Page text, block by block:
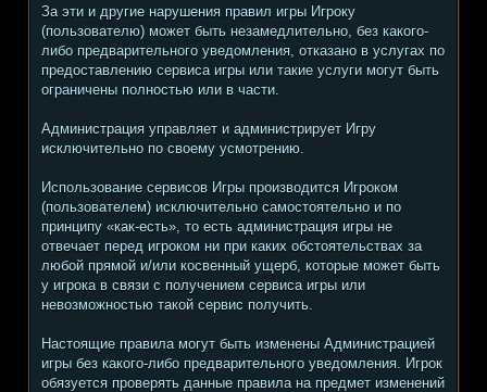
За эти и другие нарушения правил игры Игроку
(пользователю) может быть незамедлительно, без какого-
либо предварительного уведомления, отказано в услугах по
предоставлению сервиса игры или такие услуги могут быть
ограничены полностью или в части.
Администрация управляет и администрирует Игру
исключительно по своему усмотрению.
Использование сервисов Игры производится Игроком
(пользователем) исключительно самостоятельно и по
принципу «как-есть», то есть администрация игры не
отвечает перед игроком ни при каких обстоятельствах за
любой прямой и/или косвенный ущерб, которые может быть
у игрока в связи с получением сервиса игры или
невозможностью такой сервис получить.
Настоящие правила могут быть изменены Администрацией
игры без какого-либо предварительного уведомления. Игрок
обязуется проверять данные правила на предмет изменений